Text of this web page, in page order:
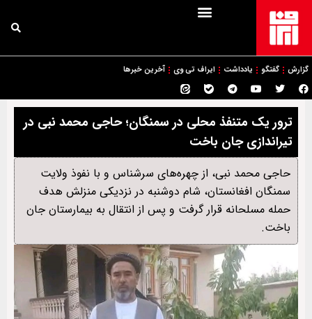
گزارش گفتگو یادداشت ایراف تی وی آخرین خبرها
ترور یک متنفذ محلی در سمنگان؛ حاجی محمد نبی در
تیراندازی جان باخت
حاجی محمد نبی، از چهره‌های سرشناس و با نفوذ ولایت
سمنگان افغانستان، شام دوشنبه در نزدیکی منزلش هدف
حمله مسلحانه قرار گرفت و پس از انتقال به بیمارستان جان
باخت.